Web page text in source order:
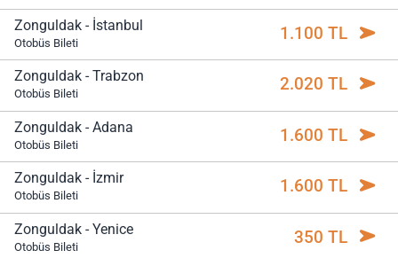
Zonguldak - İstanbul
Otobüs Bileti 1.100 TL
Zonguldak - Trabzon
Otobüs Bileti 2.020 TL
Zonguldak - Adana
Otobüs Bileti 1.600 TL
Zonguldak - İzmir
Otobüs Bileti 1.600 TL
Zonguldak - Yenice
Otobüs Bileti 350 TL